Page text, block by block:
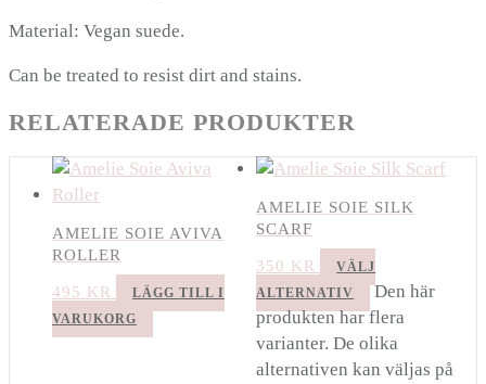
Material: Vegan suede.
Can be treated to resist dirt and stains.
RELATERADE PRODUKTER
AMELIE SOIE AVIVA
ROLLER
495 KR
LÄGG TILL I
VARUKORG
AMELIE SOIE SILK
SCARF
350 KR
VÄLJ
ALTERNATIV
Den här
produkten har flera
varianter. De olika
alternativen kan väljas på